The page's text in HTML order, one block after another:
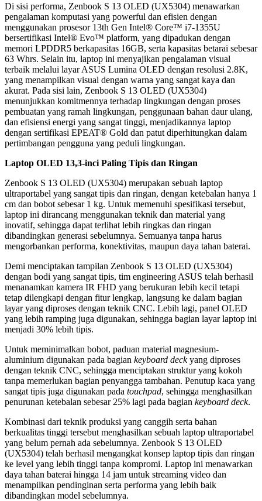
Di sisi performa, Zenbook S 13 OLED (UX5304) menawarkan
pengalaman komputasi yang powerful dan efisien dengan
menggunakan prosesor 13th Gen Intel® Core™ i7-1355U
bersertifikasi Intel® Evo™ platform, yang dipadukan dengan
memori LPDDR5 berkapasitas 16GB, serta kapasitas betarai sebesar
63 Whrs. Selain itu, laptop ini menyajikan pengalaman visual
terbaik melalui layar ASUS Lumina OLED dengan resolusi 2.8K,
yang menampilkan visual dengan warna yang sangat kaya dan
akurat. Pada sisi lain, Zenbook S 13 OLED (UX5304)
menunjukkan komitmennya terhadap lingkungan dengan proses
pembuatan yang ramah lingkungan, penggunaan bahan daur ulang,
dan efisiensi energi yang sangat tinggi, menjadikannya laptop
dengan sertifikasi EPEAT® Gold dan patut diperhitungkan dalam
pertimbangan pengguna yang peduli lingkungan.
Laptop OLED 13,3-inci Paling Tipis dan Ringan
Zenbook S 13 OLED (UX5304) merupakan sebuah laptop
ultraportabel yang sangat tipis dan ringan, dengan ketebalan hanya 1
cm dan bobot sebesar 1 kg. Untuk memenuhi spesifikasi tersebut,
laptop ini dirancang menggunakan teknik dan material yang
inovatif, sehingga dapat terlihat lebih ringkas dan ringan
dibandingkan generasi sebelumnya. Semuanya tanpa harus
mengorbankan performa, konektivitas, maupun daya tahan baterai.
Demi menciptakan tampilan Zenbook S 13 OLED (UX5304)
dengan bodi yang sangat tipis, tim engineering ASUS telah berhasil
menanamkan kamera IR FHD yang berukuran lebih kecil tetapi
tetap dilengkapi dengan fitur lengkap, langsung ke dalam bagian
layar yang diproses dengan teknik CNC. Lebih lagi, panel OLED
yang lebih ramping juga digunakan, sehingga bagian layar laptop ini
menjadi 30% lebih tipis.
Untuk meminimalkan bobot, paduan material magnesium-
aluminium digunakan pada bagian keyboard deckyang diproses
dengan teknik CNC, sehingga menciptakan struktur yang kokoh
tanpa memerlukan bagian penyangga tambahan. Penutup kaca yang
sangat tipis juga digunakan pada touchpad, sehingga menghasilkan
penurunan ketebalan sebesar 25% lagi pada bagian keyboard deck.
Kombinasi dari teknik produksi yang canggih serta bahan
berkualitas tinggi tersebut menghasilkan sebuah laptop ultraportabel
yang belum pernah ada sebelumnya. Zenbook S 13 OLED
(UX5304) telah berhasil mengangkat konsep laptop tipis dan ringan
ke level yang lebih tinggi tanpa kompromi. Laptop ini menawarkan
daya tahan baterai hingga 14 jam untuk streaming video dan
menampilkan pendinginan serta performa yang lebih baik
dibandingkan model sebelumnya.